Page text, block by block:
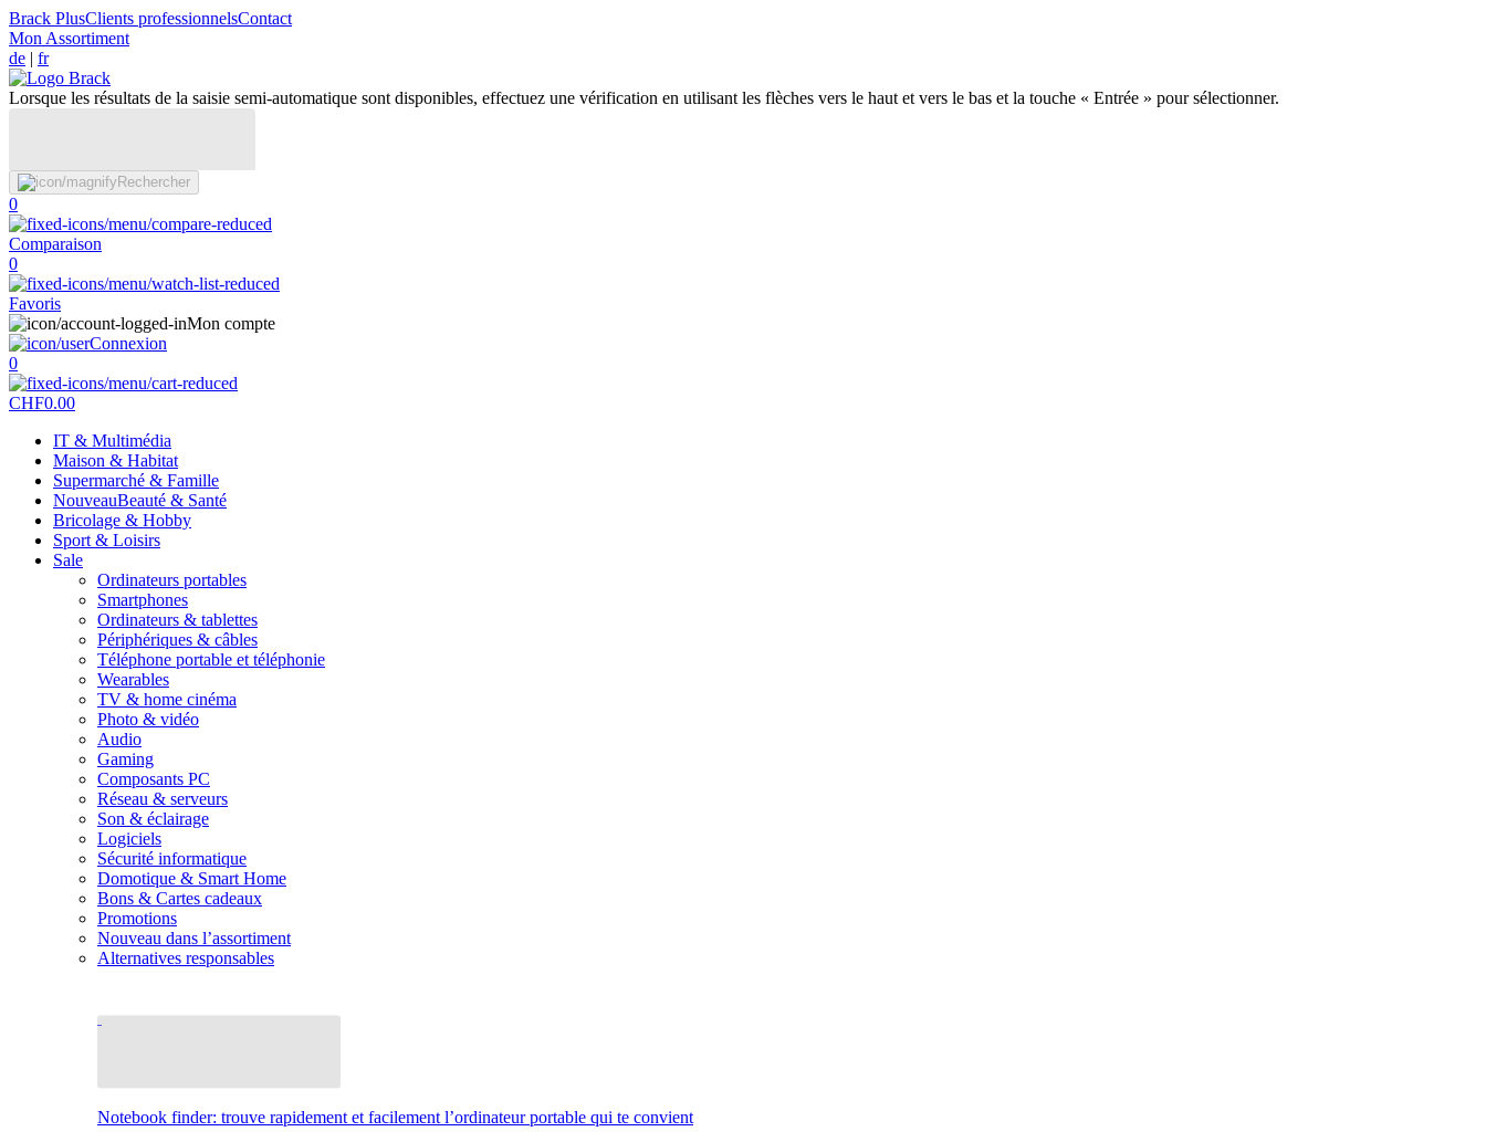
Brack PlusClients professionnelsContact
Mon Assortiment
de | fr
Lorsque les résultats de la saisie semi-automatique sont disponibles, effectuez une vérification en utilisant les flèches vers le haut et vers le bas et la touche « Entrée » pour sélectionner.
Rechercher
0
Comparaison
0
Favoris
Mon compte
Connexion
0
CHF0.00
IT & Multimédia
Maison & Habitat
Supermarché & Famille
NouveauBeauté & Santé
Bricolage & Hobby
Sport & Loisirs
Sale
Ordinateurs portables
Smartphones
Ordinateurs & tablettes
Périphériques & câbles
Téléphone portable et téléphonie
Wearables
TV & home cinéma
Photo & vidéo
Audio
Gaming
Composants PC
Réseau & serveurs
Son & éclairage
Logiciels
Sécurité informatique
Domotique & Smart Home
Bons & Cartes cadeaux
Promotions
Nouveau dans l’assortiment
Alternatives responsables
Notebook finder: trouve rapidement et facilement l’ordinateur portable qui te convient